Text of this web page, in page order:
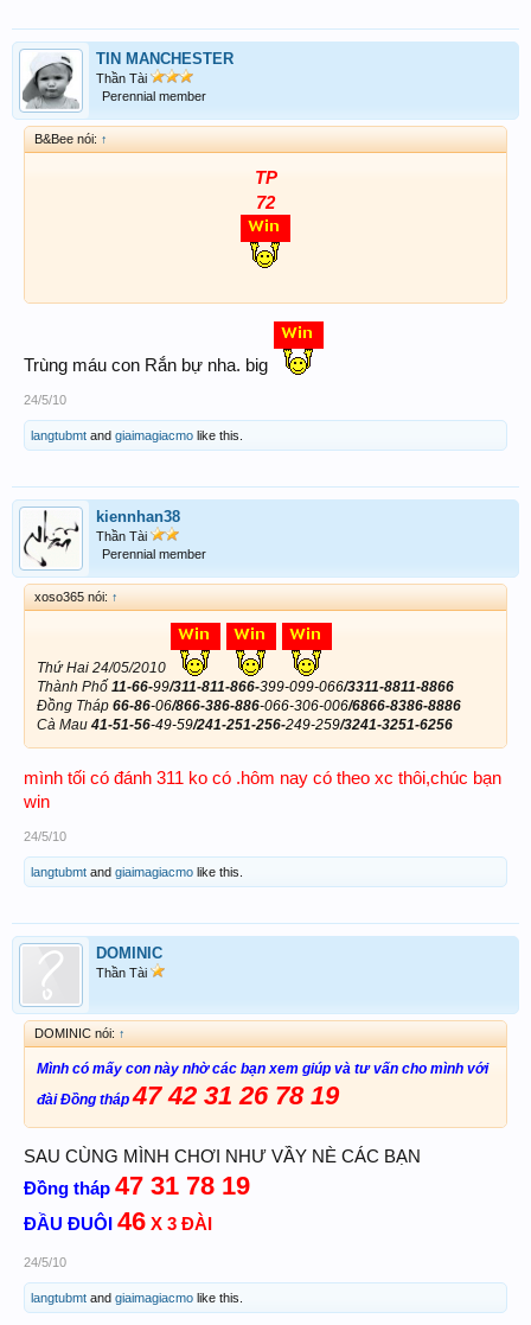
TIN MANCHESTER
Thần Tài
Perennial member
B&Bee nói: ↑
TP
72
Trùng máu con Rắn bự nha. big
24/5/10
langtubmt and giaimagiacmo like this.
kiennhan38
Thần Tài
Perennial member
xoso365 nói: ↑
Thứ Hai 24/05/2010
Thành Phố 11-66-99/311-811-866-399-099-066/3311-8811-8866
Đồng Tháp 66-86-06/866-386-886-066-306-006/6866-8386-8886
Cà Mau 41-51-56-49-59/241-251-256-249-259/3241-3251-6256
mình tối có đánh 311 ko có .hôm nay có theo xc thôi,chúc bạn
win
24/5/10
langtubmt and giaimagiacmo like this.
DOMINIC
Thần Tài
DOMINIC nói: ↑
Mình có mấy con này nhờ các bạn xem giúp và tư vấn cho mình với
đài Đồng tháp47 42 31 26 78 19
SAU CÙNG MÌNH CHƠI NHƯ VẦY NÈ CÁC BẠN
Đồng tháp 47 31 78 19
ĐẦU ĐUÔI 46 X 3 ĐÀI
24/5/10
langtubmt and giaimagiacmo like this.